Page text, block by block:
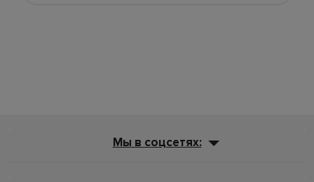
Мы в соцсетях: